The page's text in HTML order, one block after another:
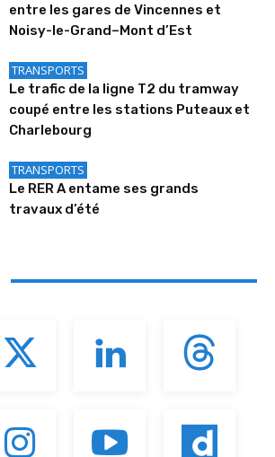
entre les gares de Vincennes et
Noisy-le-Grand–Mont d’Est
TRANSPORTS
Le trafic de la ligne T2 du tramway
coupé entre les stations Puteaux et
Charlebourg
TRANSPORTS
Le RER A entame ses grands
travaux d’été